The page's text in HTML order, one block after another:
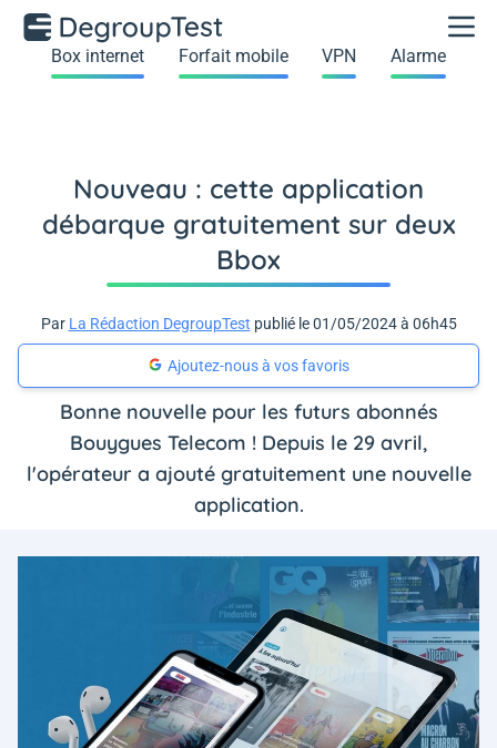
Box internet Forfait mobile VPN Alarme
Nouveau : cette application
débarque gratuitement sur deux
Bbox
Par La Rédaction DegroupTest publié le 01/05/2024 à 06h45
Ajoutez-nous à vos favoris
Bonne nouvelle pour les futurs abonnés
Bouygues Telecom ! Depuis le 29 avril,
l'opérateur a ajouté gratuitement une nouvelle
application.